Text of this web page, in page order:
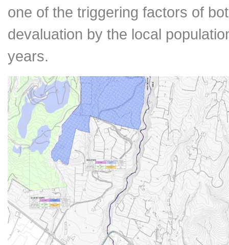
one of the triggering factors of
devaluation by the local
years.